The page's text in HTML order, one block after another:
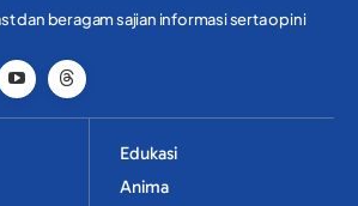
dan beragam sajian informasi serta opini
Edukasi
Anima